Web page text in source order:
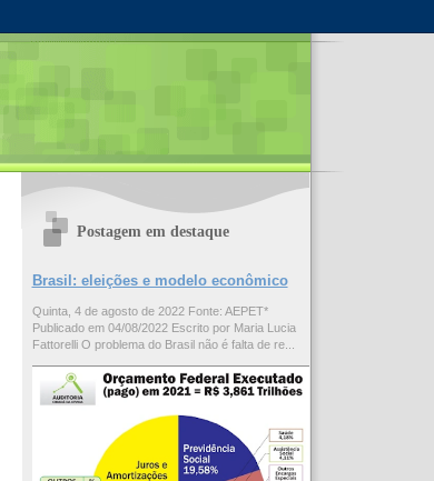
Postagem em destaque
Brasil: eleições e modelo econômico
Quinta, 4 de agosto de 2022 Fonte: AEPET*
Publicado em 04/08/2022 Escrito por Maria Lucia
Fattorelli O problema do Brasil não é falta de re...